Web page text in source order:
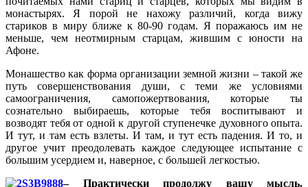
монастырях. Я порой не нахожу различий, когда вижу
стариков в миру ближе к 80-90 годам. Я поражаюсь им не
меньше, чем неотмирным старцам, жившим с юности на
Афоне.
Монашество как форма организации земной жизни – такой же
путь совершенствования души, с теми же условиями
самоограничения, самопожертвования, которые ты
сознательно выбираешь, которые тебя воспитывают и
возводят тебя от одной к другой ступенечке духовного опыта.
И тут, и там есть взлеты. И там, и тут есть падения. И то, и
другое учит преодолевать каждое следующее испытание с
большим усердием и, наверное, с большей легкостью.
– Практически продолжу вашу мысль.